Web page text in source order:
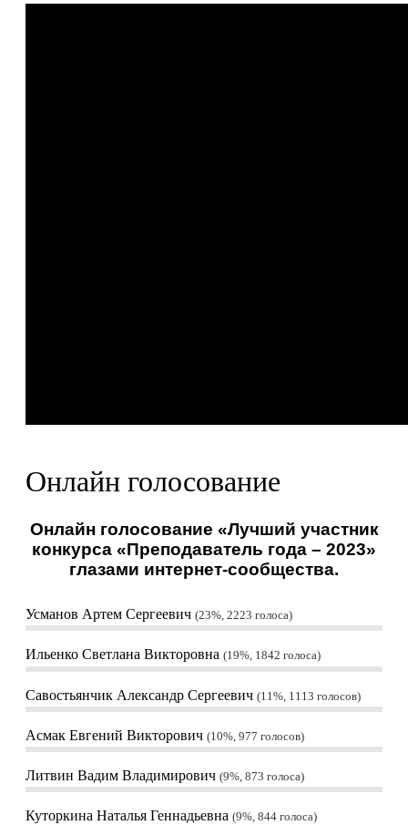
Онлайн голосование
Онлайн голосование «Лучший участник
конкурса «Преподаватель года – 2023»
глазами интернет-сообщества.
Усманов Артем Сергеевич 23%, 2223 голоса
Ильенко Светлана Викторовна 19%, 1842 голоса
Савостьянчик Александр Сергеевич 11%, 1113 голосов
Асмак Евгений Викторович 10%, 977 голосов
Литвин Вадим Владимирович 9%, 873 голоса
Куторкина Наталья Геннадьевна 9%, 844 голоса